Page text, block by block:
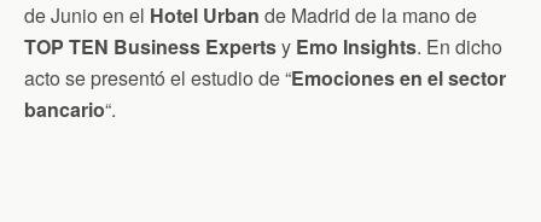
de Junio en el Hotel Urban de Madrid de la mano de
TOP TEN Business Expertsy Emo Insights. En dicho
acto se presentó el estudio de “Emociones en el sector
bancario“.